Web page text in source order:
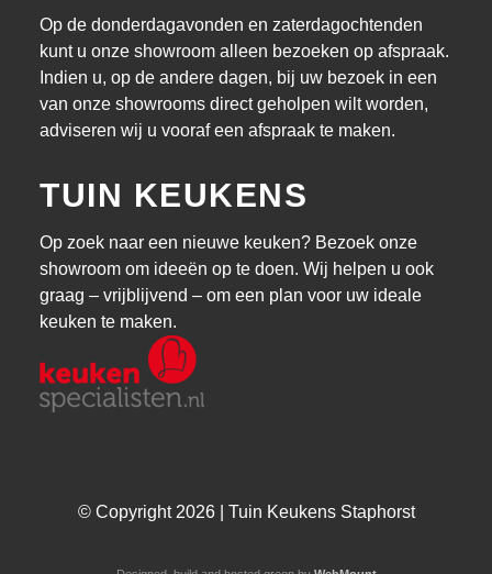
Op de donderdagavonden en zaterdagochtenden
kunt u onze showroom alleen bezoeken op afspraak.
Indien u, op de andere dagen, bij uw bezoek in een
van onze showrooms direct geholpen wilt worden,
adviseren wij u vooraf een afspraak te maken.
TUIN KEUKENS
Op zoek naar een nieuwe keuken? Bezoek onze
showroom om ideeën op te doen. Wij helpen u ook
graag – vrijblijvend – om een plan voor uw ideale
keuken te maken.
© Copyright 2026 | Tuin Keukens Staphorst